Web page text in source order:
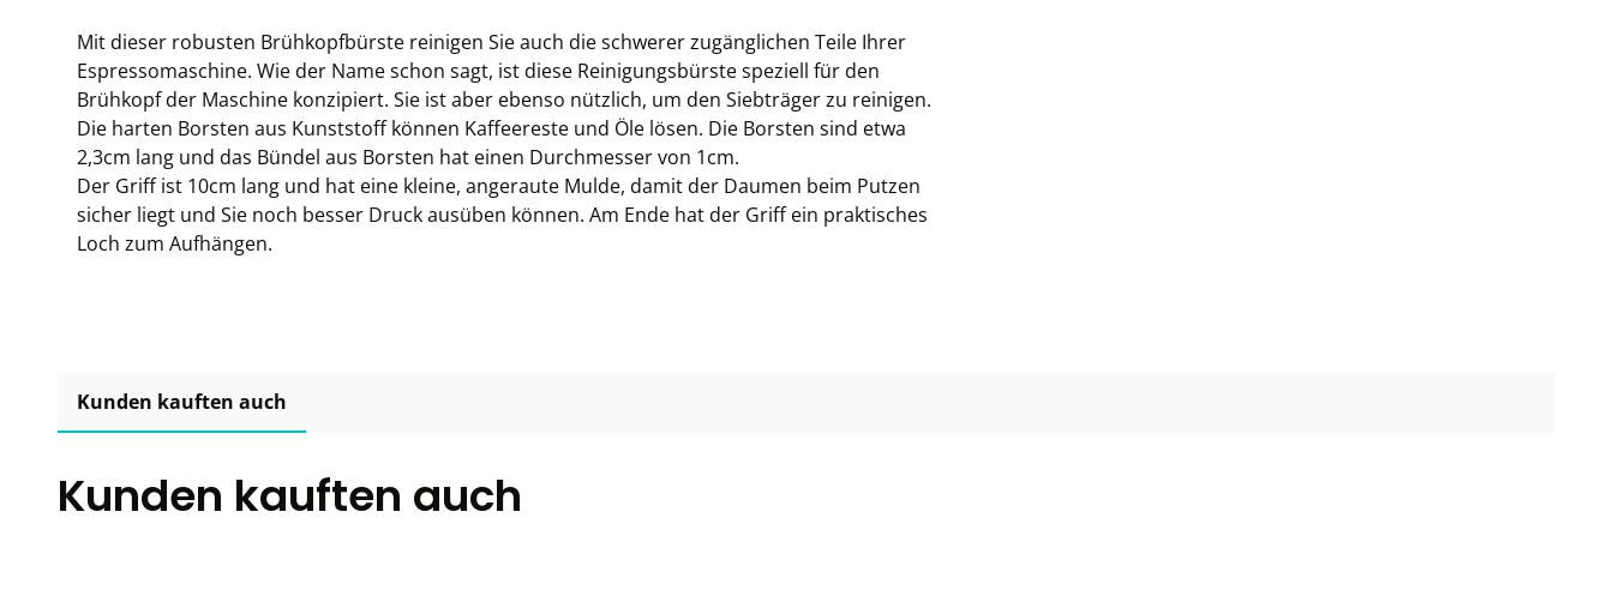
Mit dieser robusten Brühkopfbürste reinigen Sie auch die schwerer zugänglichen Teile Ihrer
Espressomaschine. Wie der Name schon sagt, ist diese Reinigungsbürste speziell für den
Brühkopf der Maschine konzipiert. Sie ist aber ebenso nützlich, um den Siebträger zu reinigen.
Die harten Borsten aus Kunststoff können Kaffeereste und Öle lösen. Die Borsten sind etwa
2,3cm lang und das Bündel aus Borsten hat einen Durchmesser von 1cm.
Der Griff ist 10cm lang und hat eine kleine, angeraute Mulde, damit der Daumen beim Putzen
sicher liegt und Sie noch besser Druck ausüben können. Am Ende hat der Griff ein praktisches
Loch zum Aufhängen.
Kunden kauften auch
Kunden kauften auch